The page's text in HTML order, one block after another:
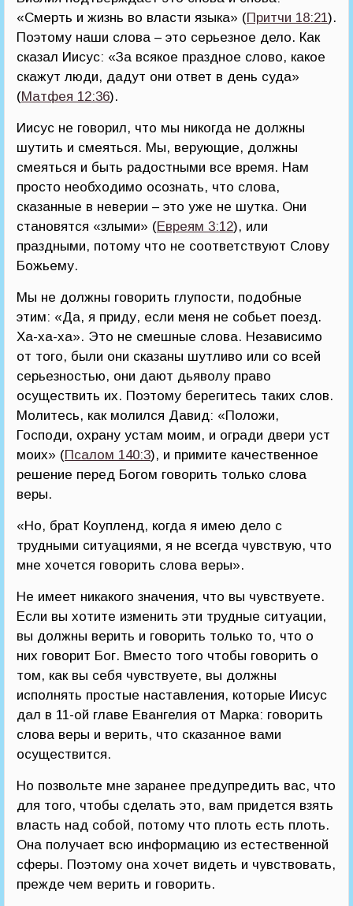
«Смерть и жизнь во власти языка» (Притчи 18:21).
Поэтому наши слова – это серьезное дело. Как
сказал Иисус: «За всякое праздное слово, какое
скажут люди, дадут они ответ в день суда»
(Матфея 12:36).
Иисус не говорил, что мы никогда не должны
шутить и смеяться. Мы, верующие, должны
смеяться и быть радостными все время. Нам
просто необходимо осознать, что слова,
сказанные в неверии – это уже не шутка. Они
становятся «злыми» (Евреям 3:12), или
праздными, потому что не соответствуют Слову
Божьему.
Мы не должны говорить глупости, подобные
этим: «Да, я приду, если меня не собьет поезд.
Ха-ха-ха». Это не смешные слова. Независимо
от того, были они сказаны шутливо или со всей
серьезностью, они дают дьяволу право
осуществить их. Поэтому берегитесь таких слов.
Молитесь, как молился Давид: «Положи,
Господи, охрану устам моим, и огради двери уст
моих» (Псалом 140:3), и примите качественное
решение перед Богом говорить только слова
веры.
«Но, брат Коупленд, когда я имею дело с
трудными ситуациями, я не всегда чувствую, что
мне хочется говорить слова веры».
Не имеет никакого значения, что вы чувствуете.
Если вы хотите изменить эти трудные ситуации,
вы должны верить и говорить только то, что о
них говорит Бог. Вместо того чтобы говорить о
том, как вы себя чувствуете, вы должны
исполнять простые наставления, которые Иисус
дал в 11-ой главе Евангелия от Марка: говорить
слова веры и верить, что сказанное вами
осуществится.
Но позвольте мне заранее предупредить вас, что
для того, чтобы сделать это, вам придется взять
власть над собой, потому что плоть есть плоть.
Она получает всю информацию из естественной
сферы. Поэтому она хочет видеть и чувствовать,
прежде чем верить и говорить.